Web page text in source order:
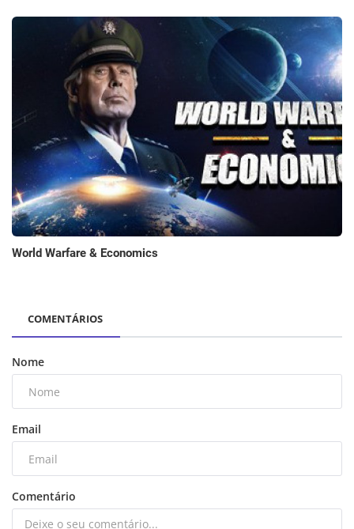
World Warfare & Economics
COMENTÁRIOS
Nome
Email
Comentário